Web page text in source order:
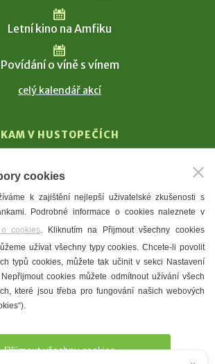
Letní kino na Amfiku
Povídání o víně s vínem
celý kalendář akcí
KAM V HUSTOPEČÍCH
T. G. Masaryk
Mandloně
Ubytování
Restaurace
muzeum a galerie
Denní meníčka
cookies
k zajištění nejlepší uživatelské zkušenosti s
Podrobné informace o cookies naleznete v
cookies. Kliknutím na Přijmout všechny cookies
užívat všechny typy cookies. Chcete-li povolit
typů cookies, můžete tak učinit v sekci Nastavení
cookies můžete odmítnout užívání všech
které jsou třeba pro fungování našich webových
Přijmout všechny cookies